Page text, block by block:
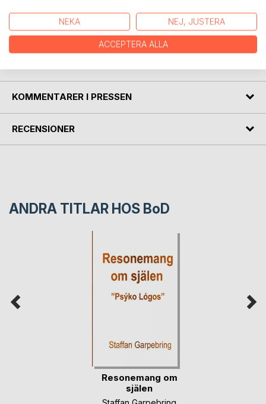
Boken innehåller en exempelsamling och förutsättningar för
FRAMES-modellen.
KOMMENTARER I PRESSEN
RECENSIONER
ANDRA TITLAR HOS BoD
Resonemang om
själen
NEKA NEJ, JUSTERA
ACCEPTERA ALLA